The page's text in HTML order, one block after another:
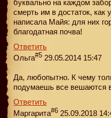
буквально на каждом
смерть им в достаток, как
написала Майя: для них
благодатная почва!
Ответить
Ольга#5 29.05.2014 15:47
Да, любопытно. К чему
подумаешь все вешаются
Ответить
Маргарита#6 25.09.2018